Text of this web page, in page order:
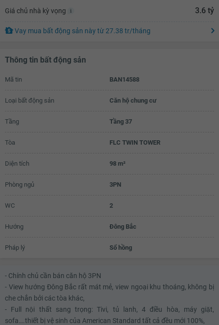
3.44 tỷ
3.5 tỷ
3.52 tỷ
3.54 tỷ
3.62 tỷ
3.64 tỷ
3.65 tỷ
Giá chủ nhà kỳ vọng 3.6 tỷ
Vay mua bất động sản nàytừ27.38 tr/tháng
Thông tin bất động sản
Mã tin BAN14588
Loại bất động sản Căn hộ chung cư
Tầng Tầng 37
Tòa FLC TWIN TOWER
Diện tích 98 m²
Phòng ngủ 3PN
WC 2
Hướng Đông Bắc
Pháp lý Sổ hồng
- Chính chủ cần bán căn hộ 3PN
- View hướng Đông Bắc rất mát mẻ, view ngoại khu thoáng, không bị
che chắn bởi các tòa khác,
- Full nội thất sang trọng: Tivi, tủ lanh, 4 điều hòa, máy giặt,
sofa….thiết bị vệ sinh của American Standard tất cả đều mới 100%,